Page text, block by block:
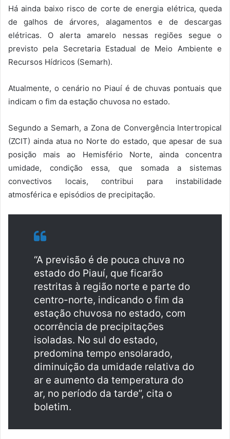
Há ainda baixo risco de corte de energia elétrica, queda
de galhos de árvores, alagamentos e de descargas
elétricas. O alerta amarelo nessas regiões segue o
previsto pela Secretaria Estadual de Meio Ambiente e
Recursos Hídricos (Semarh).
Atualmente, o cenário no Piauí é de chuvas pontuais que
indicam o fim da estação chuvosa no estado.
Segundo a Semarh, a Zona de Convergência Intertropical
(ZCIT) ainda atua no Norte do estado, que apesar de sua
posição mais ao Hemisfério Norte, ainda concentra
umidade, condição essa, que somada a sistemas
convectivos locais, contribui para instabilidade
atmosférica e episódios de precipitação.
“A previsão é de pouca chuva no
estado do Piauí, que ficarão
restritas à região norte e parte do
centro-norte, indicando o fim da
estação chuvosa no estado, com
ocorrência de precipitações
isoladas. No sul do estado,
predomina tempo ensolarado,
diminuição da umidade relativa do
ar e aumento da temperatura do
ar, no período da tarde”, cita o
boletim.